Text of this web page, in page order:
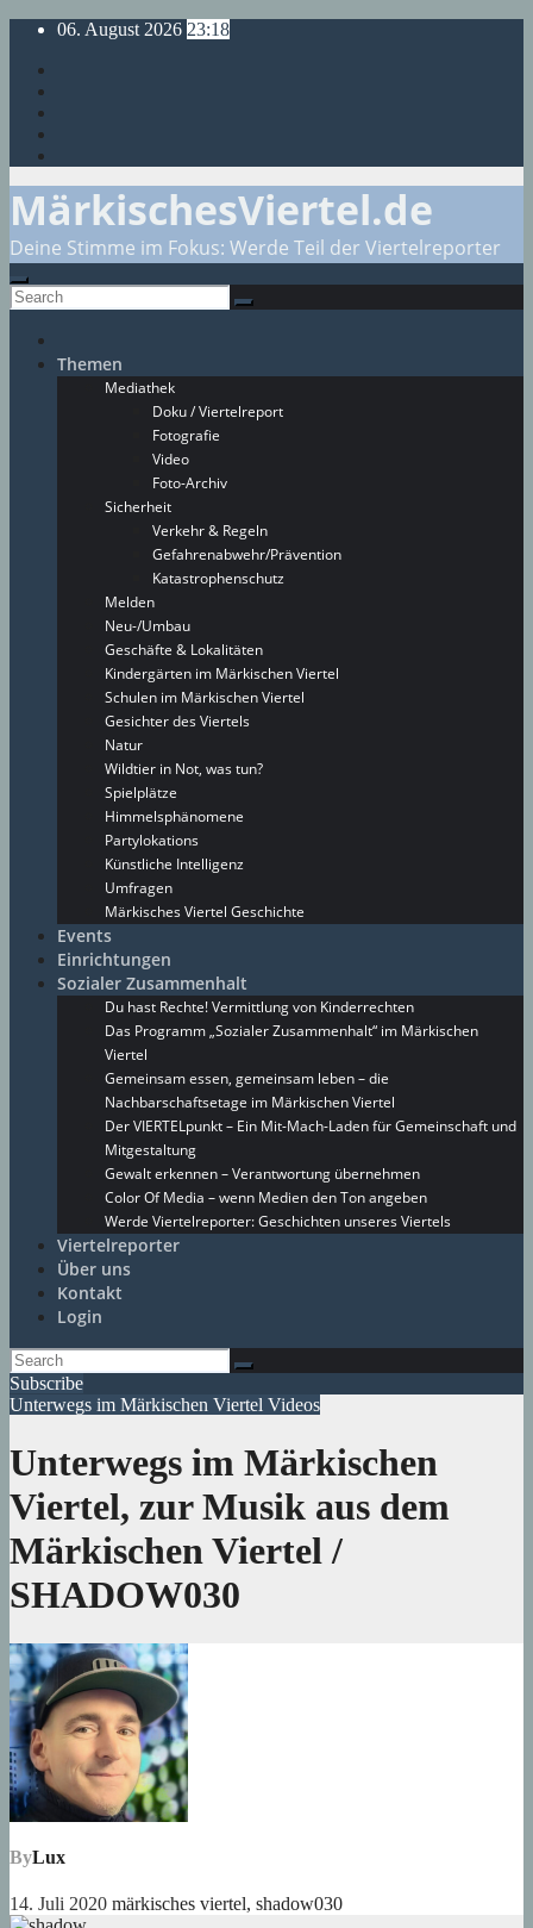
Skip
content
06. August 2026 23:18
MärkischesViertel.de
Deine Stimme im Fokus: Werde Teil der Viertelreporter
Themen
Mediathek
Doku / Viertelreport
Fotografie
Video
Foto-Archiv
Sicherheit
Verkehr & Regeln
Gefahrenabwehr/Prävention
Katastrophenschutz
Melden
Neu-/Umbau
Geschäfte & Lokalitäten
Kindergärten im Märkischen Viertel
Schulen im Märkischen Viertel
Gesichter des Viertels
Natur
Wildtier in Not, was tun?
Spielplätze
Himmelsphänomene
Partylokations
Künstliche Intelligenz
Umfragen
Märkisches Viertel Geschichte
Events
Einrichtungen
Sozialer Zusammenhalt
Du hast Rechte! Vermittlung von Kinderrechten
Das Programm „Sozialer Zusammenhalt“ im Märkischen
Viertel
Gemeinsam essen, gemeinsam leben – die
Nachbarschaftsetage im Märkischen Viertel
Der VIERTELpunkt – Ein Mit-Mach-Laden für Gemeinschaft und
Mitgestaltung
Gewalt erkennen – Verantwortung übernehmen
Color Of Media – wenn Medien den Ton angeben
Werde Viertelreporter: Geschichten unseres Viertels
Viertelreporter
Über uns
Kontakt
Login
Subscribe
Unterwegs im Märkischen Viertel Videos
Unterwegs im Märkischen
Viertel, zur Musik aus dem
Märkischen Viertel /
SHADOW030
ByLux
14. Juli 2020 märkisches viertel, shadow030